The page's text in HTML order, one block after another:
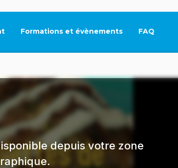
Formations et évènements FAQ
Ce lien
depuis votre zone